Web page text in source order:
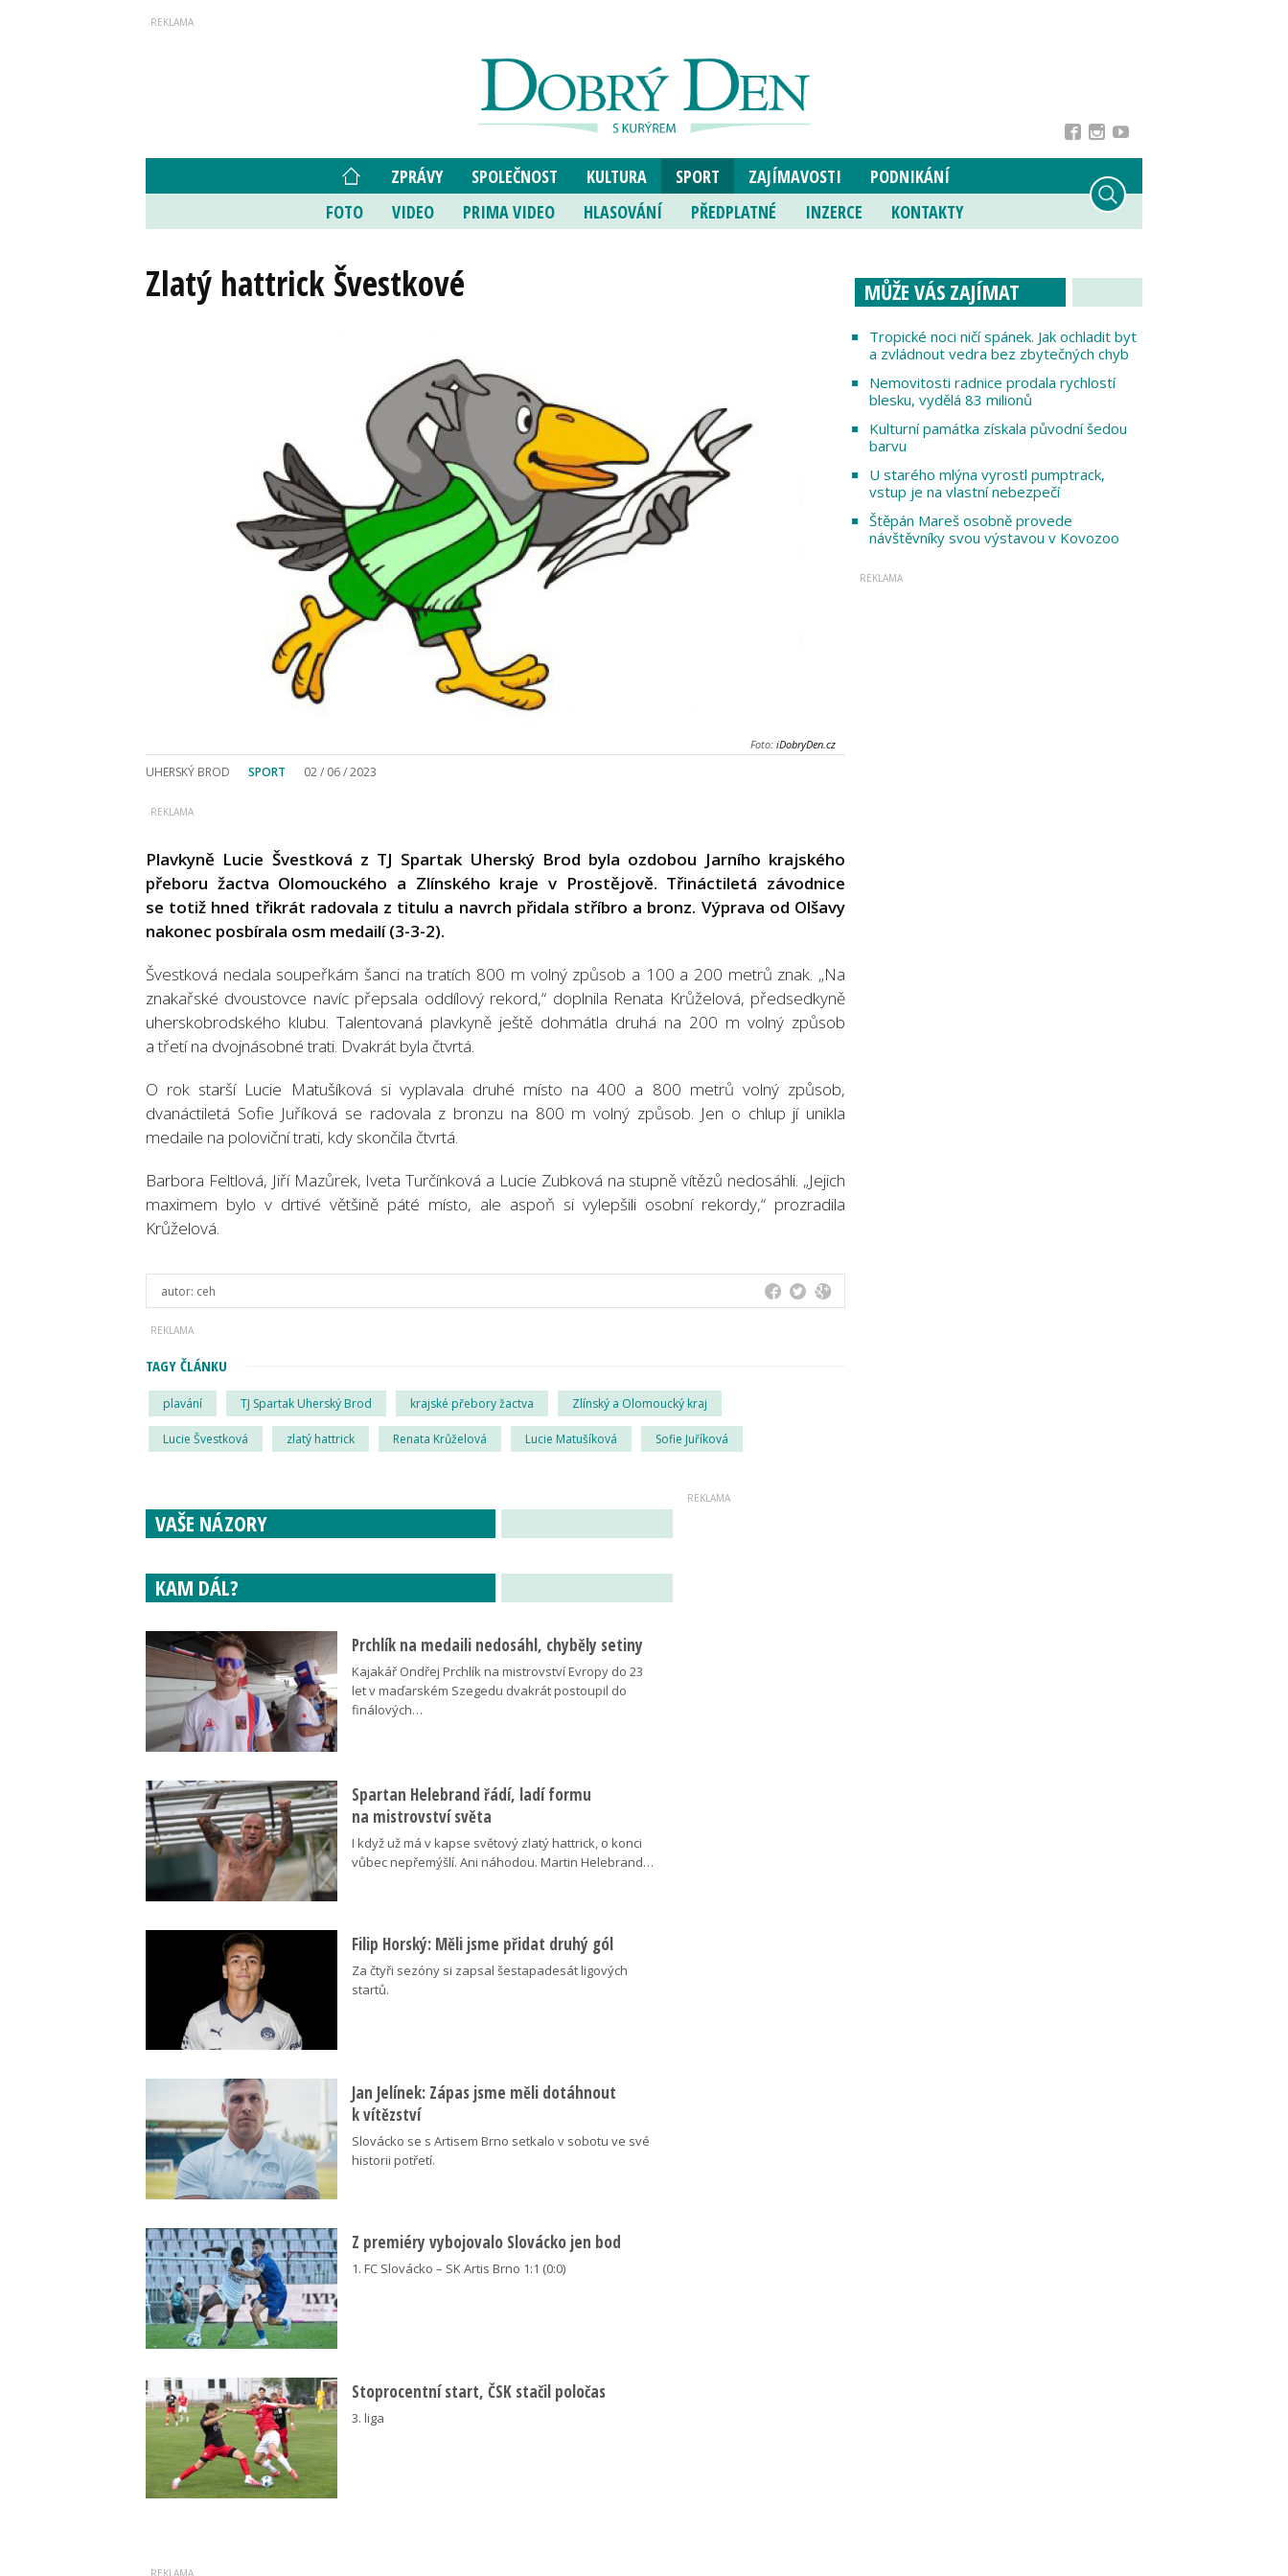
ZPRÁVY SPOLEČNOST KULTURA SPORT ZAJÍMAVOSTI
PODNIKÁNÍ
FOTO
VIDEO PRIMA VIDEO HLASOVÁNÍ PŘEDPLATNÉ INZERCE KONTAKTY
Zlatý hattrick Švestkové
Foto: iDobryDen.cz
UHERSKÝ BROD SPORT 02 / 06 / 2023
Plavkyně Lucie Švestková z TJ Spartak Uherský Brod byla ozdobou Jarního krajského
přeboru žactva Olomouckého a Zlínského kraje v Prostějově. Třináctiletá závodnice
se totiž hned třikrát radovala z titulu a navrch přidala stříbro a bronz. Výprava od Olšavy
nakonec posbírala osm medailí (3-3-2).
Švestková nedala soupeřkám šanci na tratích 800 m volný způsob a 100 a 200 metrů znak. „Na
znakařské dvoustovce navíc přepsala oddílový rekord,“ doplnila Renata Krůželová, předsedkyně
uherskobrodského klubu. Talentovaná plavkyně ještě dohmátla druhá na 200 m volný způsob
a třetí na dvojnásobné trati. Dvakrát byla čtvrtá.
O rok starší Lucie Matušíková si vyplavala druhé místo na 400 a 800 metrů volný způsob,
dvanáctiletá Sofie Juříková se radovala z bronzu na 800 m volný způsob. Jen o chlup jí unikla
medaile na poloviční trati, kdy skončila čtvrtá.
Barbora Feltlová, Jiří Mazůrek, Iveta Turčínková a Lucie Zubková na stupně vítězů nedosáhli. „Jejich
maximem bylo v drtivé většině páté místo, ale aspoň si vylepšili osobní rekordy,“ prozradila
Krůželová.
autor: ceh
TAGY ČLÁNKU
plavání TJ Spartak Uherský Brod krajské přebory žactva Zlínský a Olomoucký kraj
Lucie Švestková zlatý hattrick Renata Krůželová Lucie Matušíková Sofie Juříková
MŮŽE VÁS ZAJÍMAT
Tropické noci ničí spánek. Jak ochladit byt
a zvládnout vedra bez zbytečných chyb
Nemovitosti radnice prodala rychlostí
blesku, vydělá 83 milionů
Kulturní památka získala původní šedou
barvu
U starého mlýna vyrostl pumptrack,
vstup je na vlastní nebezpečí
Štěpán Mareš osobně provede
návštěvníky svou výstavou v Kovozoo
VAŠE NÁZORY
KAM DÁL?
Prchlík na medaili nedosáhl, chyběly setiny
Kajakář Ondřej Prchlík na mistrovství Evropy do 23
let v maďarském Szegedu dvakrát postoupil do
finálových…
Spartan Helebrand řádí, ladí formu
na mistrovství světa
I když už má v kapse světový zlatý hattrick, o konci
vůbec nepřemýšlí. Ani náhodou. Martin Helebrand…
Filip Horský: Měli jsme přidat druhý gól
Za čtyři sezóny si zapsal šestapadesát ligových
startů.
Jan Jelínek: Zápas jsme měli dotáhnout
k vítězství
Slovácko se s Artisem Brno setkalo v sobotu ve své
historii potřetí.
Z premiéry vybojovalo Slovácko jen bod
1. FC Slovácko – SK Artis Brno 1:1 (0:0)
Stoprocentní start, ČSK stačil poločas
3. liga